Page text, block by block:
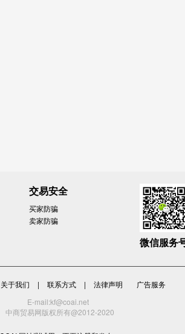
交易安全
买家防骗
卖家防骗
微信服务
关于我们 | 联系方式 | 法律声明
广告服务
E-mail:kf@coai.net
中商贸易网版权所有@2012-2020